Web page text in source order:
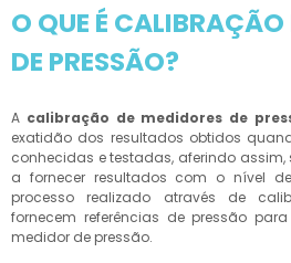
O QUE É CALIBRAÇÃO
DE PRESSÃO?
A calibração de medidores de
exatidão dos resultados obtidos
conhecidas e testadas, aferindo
a fornecer resultados com o nível
processo realizado através de
fornecem referências de pressão
medidor de pressão.